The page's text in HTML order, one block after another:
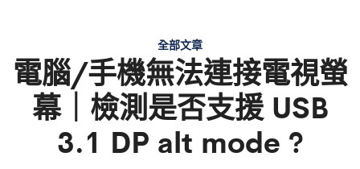
全部文章
電腦/手機無法連接電視螢
幕｜檢測是否支援 USB
3.1 DP alt mode ?